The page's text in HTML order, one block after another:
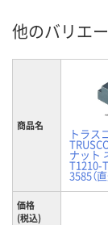
他のバリエ
商品名
トラス
ナット
T1210-
3585（
価格
(税込)